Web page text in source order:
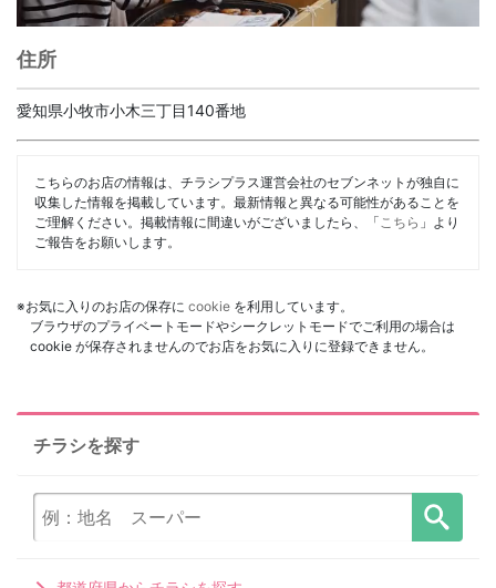
住所
愛知県小牧市小木三丁目140番地
こちらのお店の情報は、チラシプラス運営会社のセブンネットが独自に
収集した情報を掲載しています。最新情報と異なる可能性があることを
ご理解ください。掲載情報に間違いがございましたら、「 こちら 」より
ご報告をお願いします。
※お気に入りのお店の保存に cookie を利用しています。
ブラウザのプライベートモードやシークレットモードでご利用の場合は
cookie が保存されませんのでお店をお気に入りに登録できません。
チラシを探す